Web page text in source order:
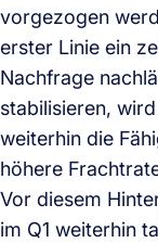
vorgezogen
erster Linie ein
Nachfrage
stabilisieren,
weiterhin die
höhere
Vor diesem
im Q1 weiterhin